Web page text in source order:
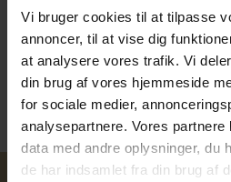
Vi bruger cookies til at tilpasse
annoncer, til at vise dig
at analysere vores trafik. Vi
din brug af vores hjemmeside
for sociale medier,
analysepartnere. Vores
data med andre oplysninger, du
de har indsamlet fra din brug af
a 0,02 w/vs. (fattet tæt)
8.775,00 kr
7.020,00 kr
På fjernlager
14 kt.
På